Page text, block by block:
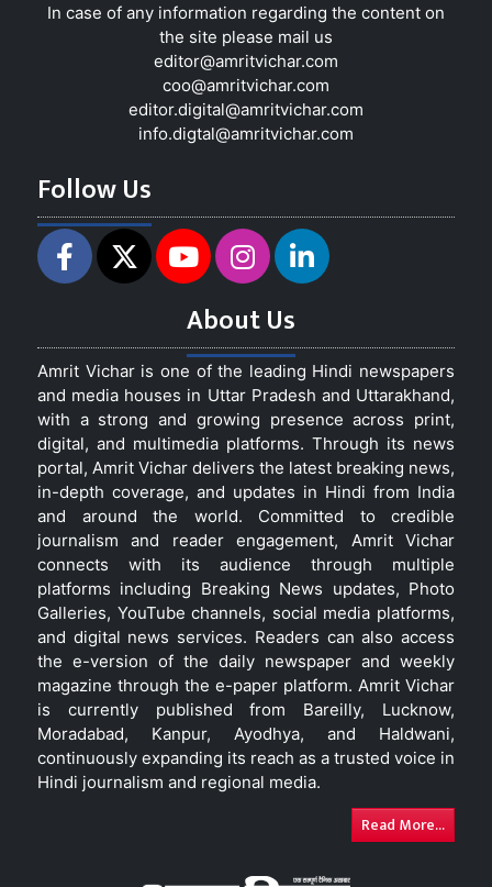
In case of any information regarding the content on
the site please mail us
editor@amritvichar.com
coo@amritvichar.com
editor.digital@amritvichar.com
info.digtal@amritvichar.com
Follow Us
About Us
Amrit Vichar is one of the leading Hindi newspapers
and media houses in Uttar Pradesh and Uttarakhand,
with a strong and growing presence across print,
digital, and multimedia platforms. Through its news
portal, Amrit Vichar delivers the latest breaking news,
in-depth coverage, and updates in Hindi from India
and around the world. Committed to credible
journalism and reader engagement, Amrit Vichar
connects with its audience through multiple
platforms including Breaking News updates, Photo
Galleries, YouTube channels, social media platforms,
and digital news services. Readers can also access
the e-version of the daily newspaper and weekly
magazine through the e-paper platform. Amrit Vichar
is currently published from Bareilly, Lucknow,
Moradabad, Kanpur, Ayodhya, and Haldwani,
continuously expanding its reach as a trusted voice in
Hindi journalism and regional media.
Read More...